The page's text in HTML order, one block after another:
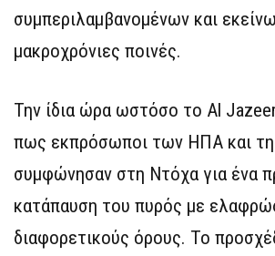
συμπεριλαμβανομένων και
μακροχρόνιες ποινές.
Την ίδια ώρα ωστόσο το Al
πως εκπρόσωποι των ΗΠΑ και
συμφώνησαν στη Ντόχα για ένα
κατάπαυση του πυρός με
διαφορετικούς όρους. Το